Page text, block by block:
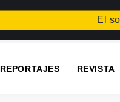
El
REPORTAJES REVISTA